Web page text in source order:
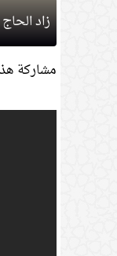
زاد
مشاركة